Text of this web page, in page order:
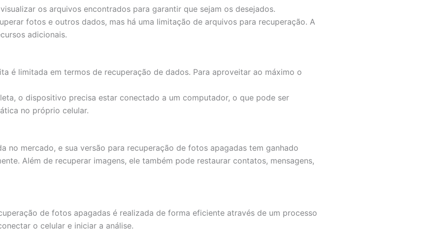
os arquivos encontrados para garantir que sejam os desejados.
fotos e outros dados, mas há uma limitação de arquivos para recuperação. A
adicionais.
é limitada em termos de recuperação de dados. Para aproveitar ao máximo o
o dispositivo precisa estar conectado a um computador, o que pode ser
no próprio celular.
no mercado, e sua versão para recuperação de fotos apagadas tem ganhado
Além de recuperar imagens, ele também pode restaurar contatos, mensagens,
de fotos apagadas é realizada de forma eficiente através de um processo
o celular e iniciar a análise.